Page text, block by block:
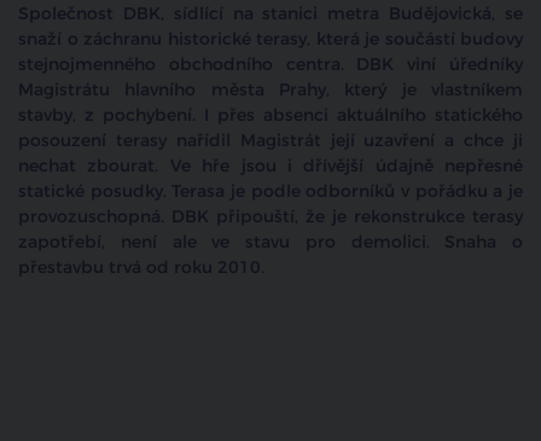
Společnost DBK, sídlící na stanici metra Budějovická, se
snaží o záchranu historické terasy, která je součástí budovy
stejnojmenného obchodního centra. DBK viní úředníky
Magistrátu hlavního města Prahy, který je vlastníkem
stavby, z pochybení. I přes absenci aktuálního statického
posouzení terasy nařídil Magistrát její uzavření a chce ji
nechat zbourat. Ve hře jsou i dřívější údajně nepřesné
statické posudky. Terasa je podle odborníků v pořádku a je
provozuschopná. DBK připouští, že je rekonstrukce terasy
zapotřebí, není ale ve stavu pro demolici. Snaha o
přestavbu trvá od roku 2010.